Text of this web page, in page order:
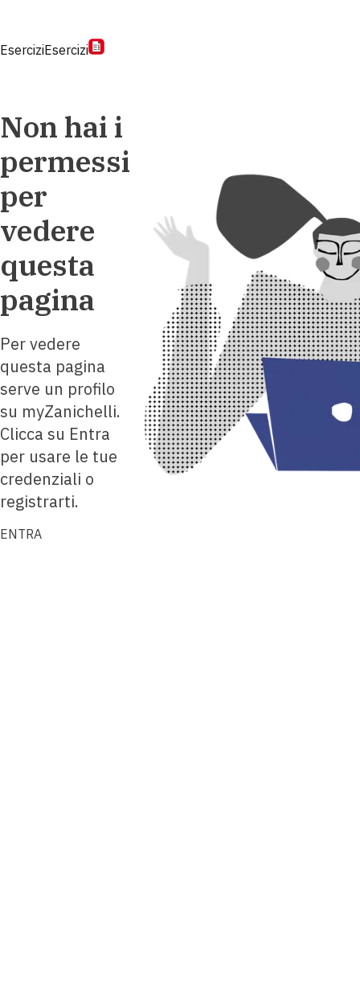
EserciziEsercizi
Non hai i
permessi
per
vedere
questa
pagina
Per vedere
questa pagina
serve un profilo
su myZanichelli.
Clicca su Entra
per usare le tue
credenziali o
registrarti.
ENTRA